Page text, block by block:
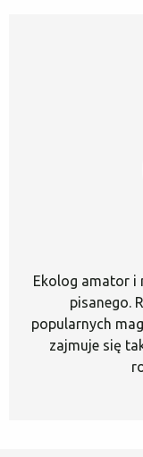
Ekolog amator i
pisanego.
popularnych
zajmuje się